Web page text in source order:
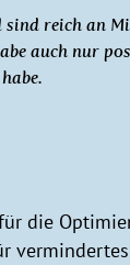
reich an
auch nur
die